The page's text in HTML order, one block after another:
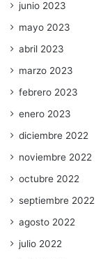
junio 2023
mayo 2023
abril 2023
marzo 2023
febrero 2023
enero 2023
diciembre 2022
noviembre 2022
octubre 2022
septiembre 2022
agosto 2022
julio 2022